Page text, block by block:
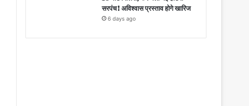
सरपंच! अविश्वास प्रस्ताव होगे खारिज
6 days ago